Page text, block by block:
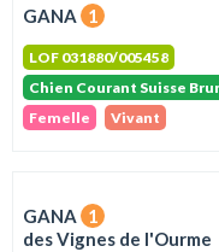
GANA 1
LOF 031880/005458
Chien Courant Suisse
Femelle
Vivant
GANA
1
des Vignes de l'Ourme